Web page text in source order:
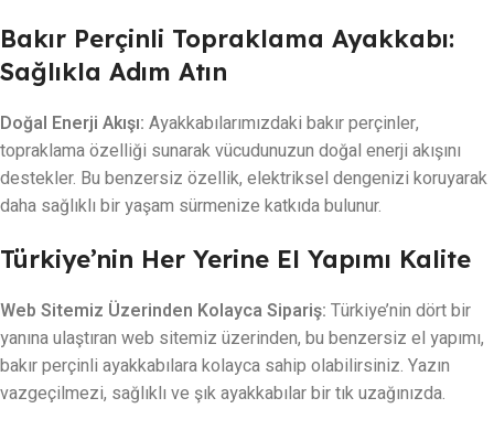
Bakır Perçinli Topraklama Ayakkabı:
Sağlıkla Adım Atın
Doğal Enerji Akışı: Ayakkabılarımızdaki bakır perçinler,
topraklama özelliği sunarak vücudunuzun doğal enerji akışını
destekler. Bu benzersiz özellik, elektriksel dengenizi koruyarak
daha sağlıklı bir yaşam sürmenize katkıda bulunur.
Türkiye’nin Her Yerine El Yapımı Kalite
Web Sitemiz Üzerinden Kolayca Sipariş: Türkiye’nin dört bir
yanına ulaştıran web sitemiz üzerinden, bu benzersiz el yapımı,
bakır perçinli ayakkabılara kolayca sahip olabilirsiniz. Yazın
vazgeçilmezi, sağlıklı ve şık ayakkabılar bir tık uzağınızda.